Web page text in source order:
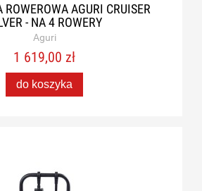
ROWEROWA AGURI CRUISER
- NA 4 ROWERY
Aguri
1 619,00 zł
do koszyka